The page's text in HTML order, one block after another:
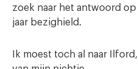
zoek naar het antwoord
jaar bezighield.
Ik moest toch al naar